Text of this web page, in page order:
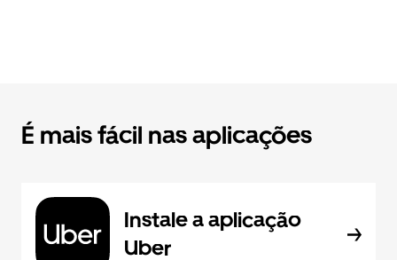
É mais fácil nas aplicações
Instale a aplicação
Uber